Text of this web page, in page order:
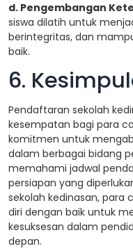
d. Pengembangan
siswa dilatih untuk
berintegritas, dan
baik.
6.
Pendaftaran sekolah
kesempatan bagi para
komitmen untuk
dalam berbagai bidang
memahami jadwal
persiapan yang
sekolah kedinasan, para
diri dengan baik untuk
kesuksesan dalam
depan.